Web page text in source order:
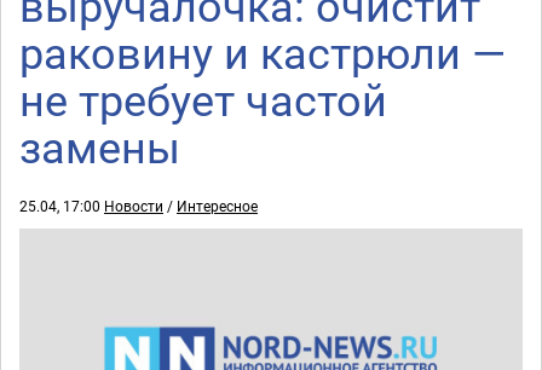
раковину и кастрюли —
не требует частой
замены
25.04, 17:00 Новости / Интересное